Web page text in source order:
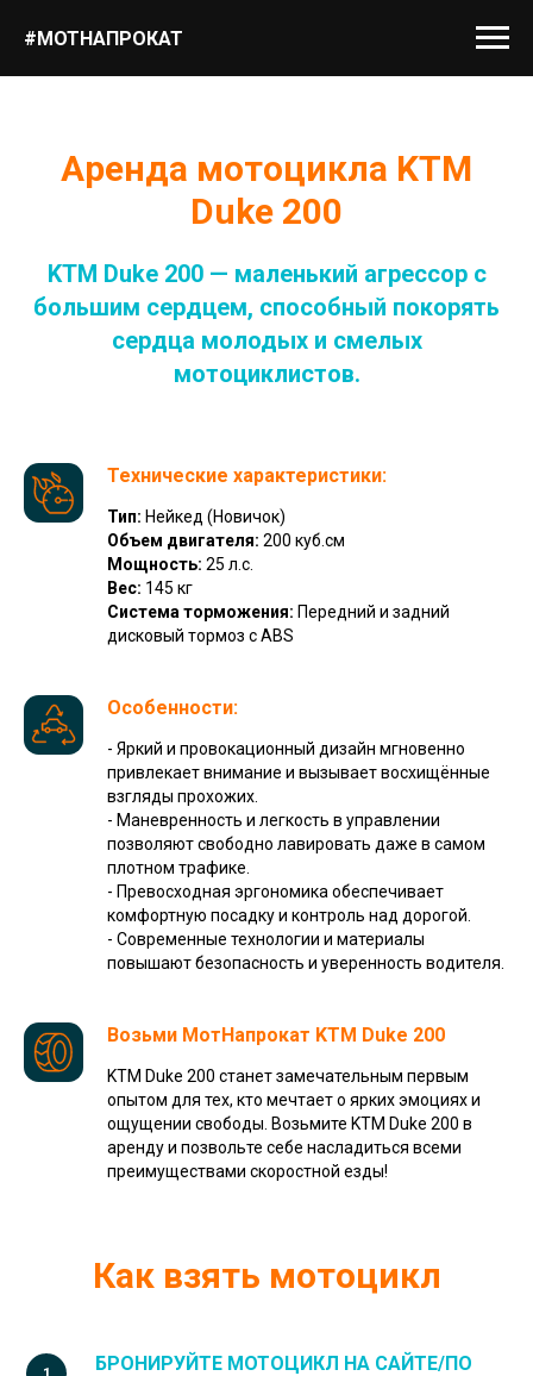
#МОТНАПРОКАТ
Аренда мотоцикла KTM
Duke 200
KTM Duke 200 — маленький агрессор с
большим сердцем, способный покорять
сердца молодых и смелых
мотоциклистов.
Технические характеристики:
Тип: Нейкед (Новичок)
Объем двигателя: 200 куб.см
Мощность: 25 л.с.
Вес: 145 кг
Система торможения: Передний и задний
дисковый тормоз с ABS
Особенности:
- Яркий и провокационный дизайн мгновенно
привлекает внимание и вызывает восхищённые
взгляды прохожих.
- Маневренность и легкость в управлении
позволяют свободно лавировать даже в самом
плотном трафике.
- Превосходная эргономика обеспечивает
комфортную посадку и контроль над дорогой.
- Современные технологии и материалы
повышают безопасность и уверенность водителя.
Возьми МотНапрокат KTM Duke 200
KTM Duke 200 станет замечательным первым
опытом для тех, кто мечтает о ярких эмоциях и
ощущении свободы. Возьмите KTM Duke 200 в
аренду и позвольте себе насладиться всеми
преимуществами скоростной езды!
Как взять мотоцикл
БРОНИРУЙТЕ МОТОЦИКЛ НА САЙТЕ/ПО